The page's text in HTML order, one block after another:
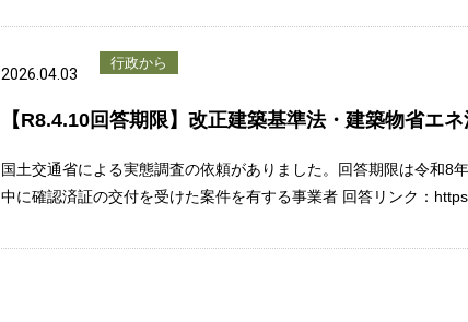
2026.04.03
行政から
【R8.4.10回答期限】改正建築基準法・建築物省エ
国土交通省による実態調査の依頼がありました。回答期限は令和8
中に確認済証の交付を受けた案件を有する事業者 回答リンク：